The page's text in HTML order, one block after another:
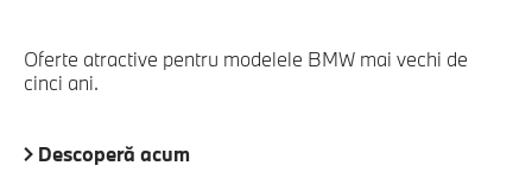
Oferte atractive pentru modelele BMW mai vechi de
cinci ani.
Descoperă acum